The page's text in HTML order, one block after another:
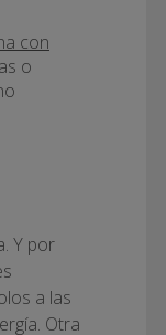
con
o
Y por
a las
Otra